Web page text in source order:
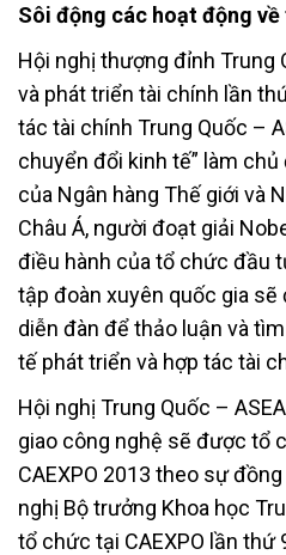
Sôi động các hoạt động
Hội nghị thượng đỉnh Trung
và phát triển tài chính lần
tác tài chính Trung Quốc –
chuyển đổi kinh tế” làm
của Ngân hàng Thế giới và
Châu Á, người đoạt giải
điều hành của tổ chức đầu
tập đoàn xuyên quốc gia
diễn đàn để thảo luận và
tế phát triển và hợp tác tài
Hội nghị Trung Quốc –
giao công nghệ sẽ được tổ
CAEXPO 2013 theo sự
nghị Bộ trưởng Khoa học
tổ chức tại CAEXPO lần thứ